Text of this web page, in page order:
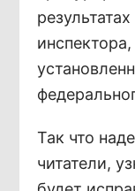
Так что
читатели,